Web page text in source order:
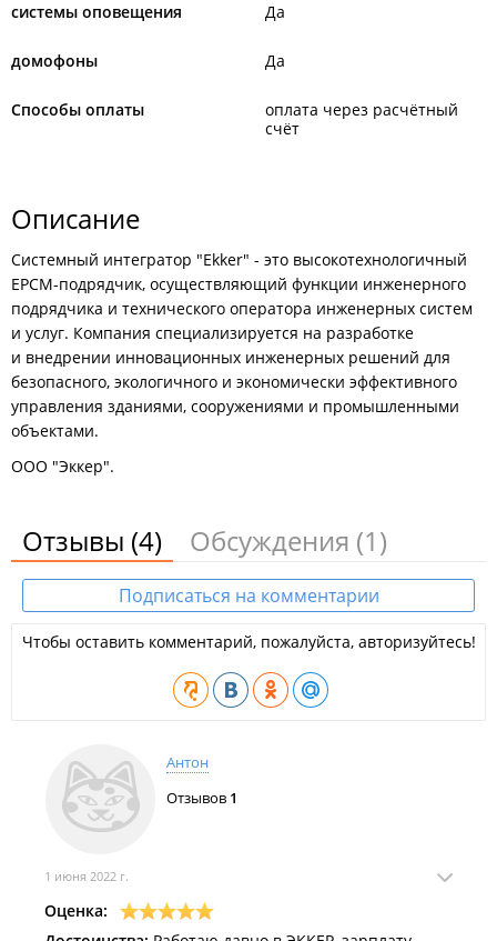
системы оповещения Да
домофоны Да
Способы оплаты
оплата через расчётный
счёт
Описание
Системный интегратор "Ekker" - это высокотехнологичный
EPCM-подрядчик, осуществляющий функции инженерного
подрядчика и технического оператора инженерных систем
и услуг. Компания специализируется на разработке
и внедрении инновационных инженерных решений для
безопасного, экологичного и экономически эффективного
управления зданиями, сооружениями и промышленными
объектами.
ООО "Эккер".
Отзывы (4) Обсуждения (1)
Подписаться на комментарии
Чтобы оставить комментарий, пожалуйста, авторизуйтесь!
Антон
Отзывов 1
1 июня 2022 г.
Оценка: